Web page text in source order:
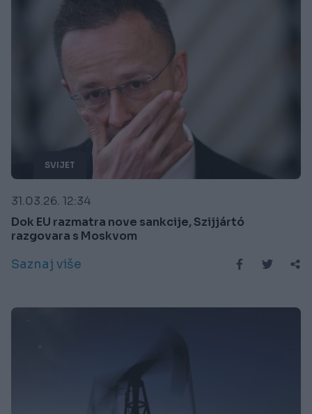
SVIJET
31.03.26. 12:34
Dok EU razmatra nove sankcije, Szijjártó
razgovara s Moskvom
Saznaj više